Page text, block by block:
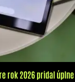
rok 2026 pridal úplne